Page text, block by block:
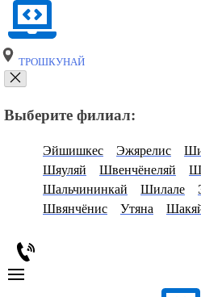
ТРОШКУНАЙ
Выберите филиал:
Эйшишкес Эжярелис
Шяуляй
Швенчёнеляй
Шальчининкай
Шилале
Швянчёнис
Утяна